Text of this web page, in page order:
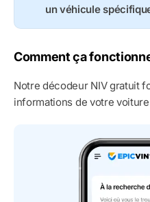
un véhicule
Comment ça
Notre décodeur NIV gratuit
informations de votre